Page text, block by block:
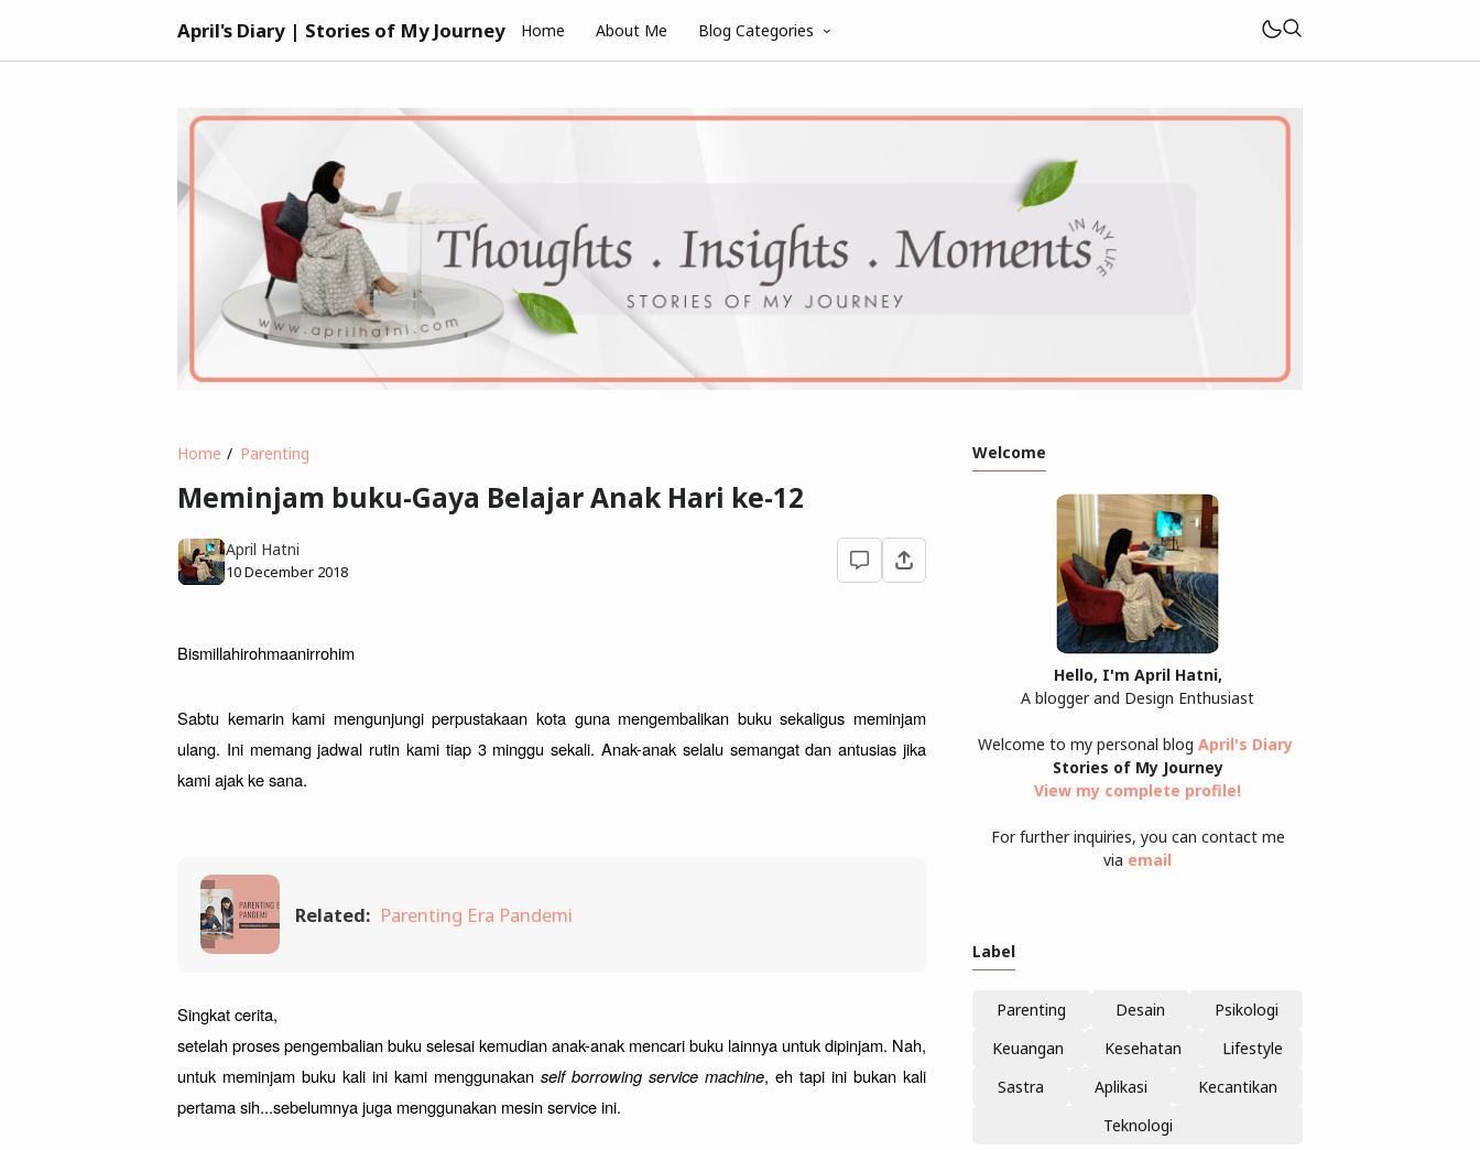
April's Diary | Stories of My Journey Home About Me Blog Categories
Home Parenting
Meminjam buku-Gaya Belajar Anak Hari ke-12
April Hatni
10 December 2018
Bismillahirohmaanirrohim
Sabtu kemarin kami mengunjungi perpustakaan kota guna mengembalikan buku sekaligus meminjam
ulang. Ini memang jadwal rutin kami tiap 3 minggu sekali. Anak-anak selalu semangat dan antusias jika
kami ajak ke sana.
Related: Parenting Era Pandemi
Singkat cerita,
setelah proses pengembalian buku selesai kemudian anak-anak mencari buku lainnya untuk dipinjam. Nah,
untuk meminjam buku kali ini kami menggunakan self borrowing service machine, eh tapi ini bukan kali
pertama sih...sebelumnya juga menggunakan mesin service ini.
Welcome
Hello, I'm April Hatni,
A blogger and Design Enthusiast
Welcome to my personal blog April's Diary
Stories of My Journey
View my complete profile!
For further inquiries, you can contact me
via email
Label
Parenting Desain
Psikologi
Keuangan
Kesehatan
Lifestyle
Sastra
Aplikasi
Kecantikan
Teknologi